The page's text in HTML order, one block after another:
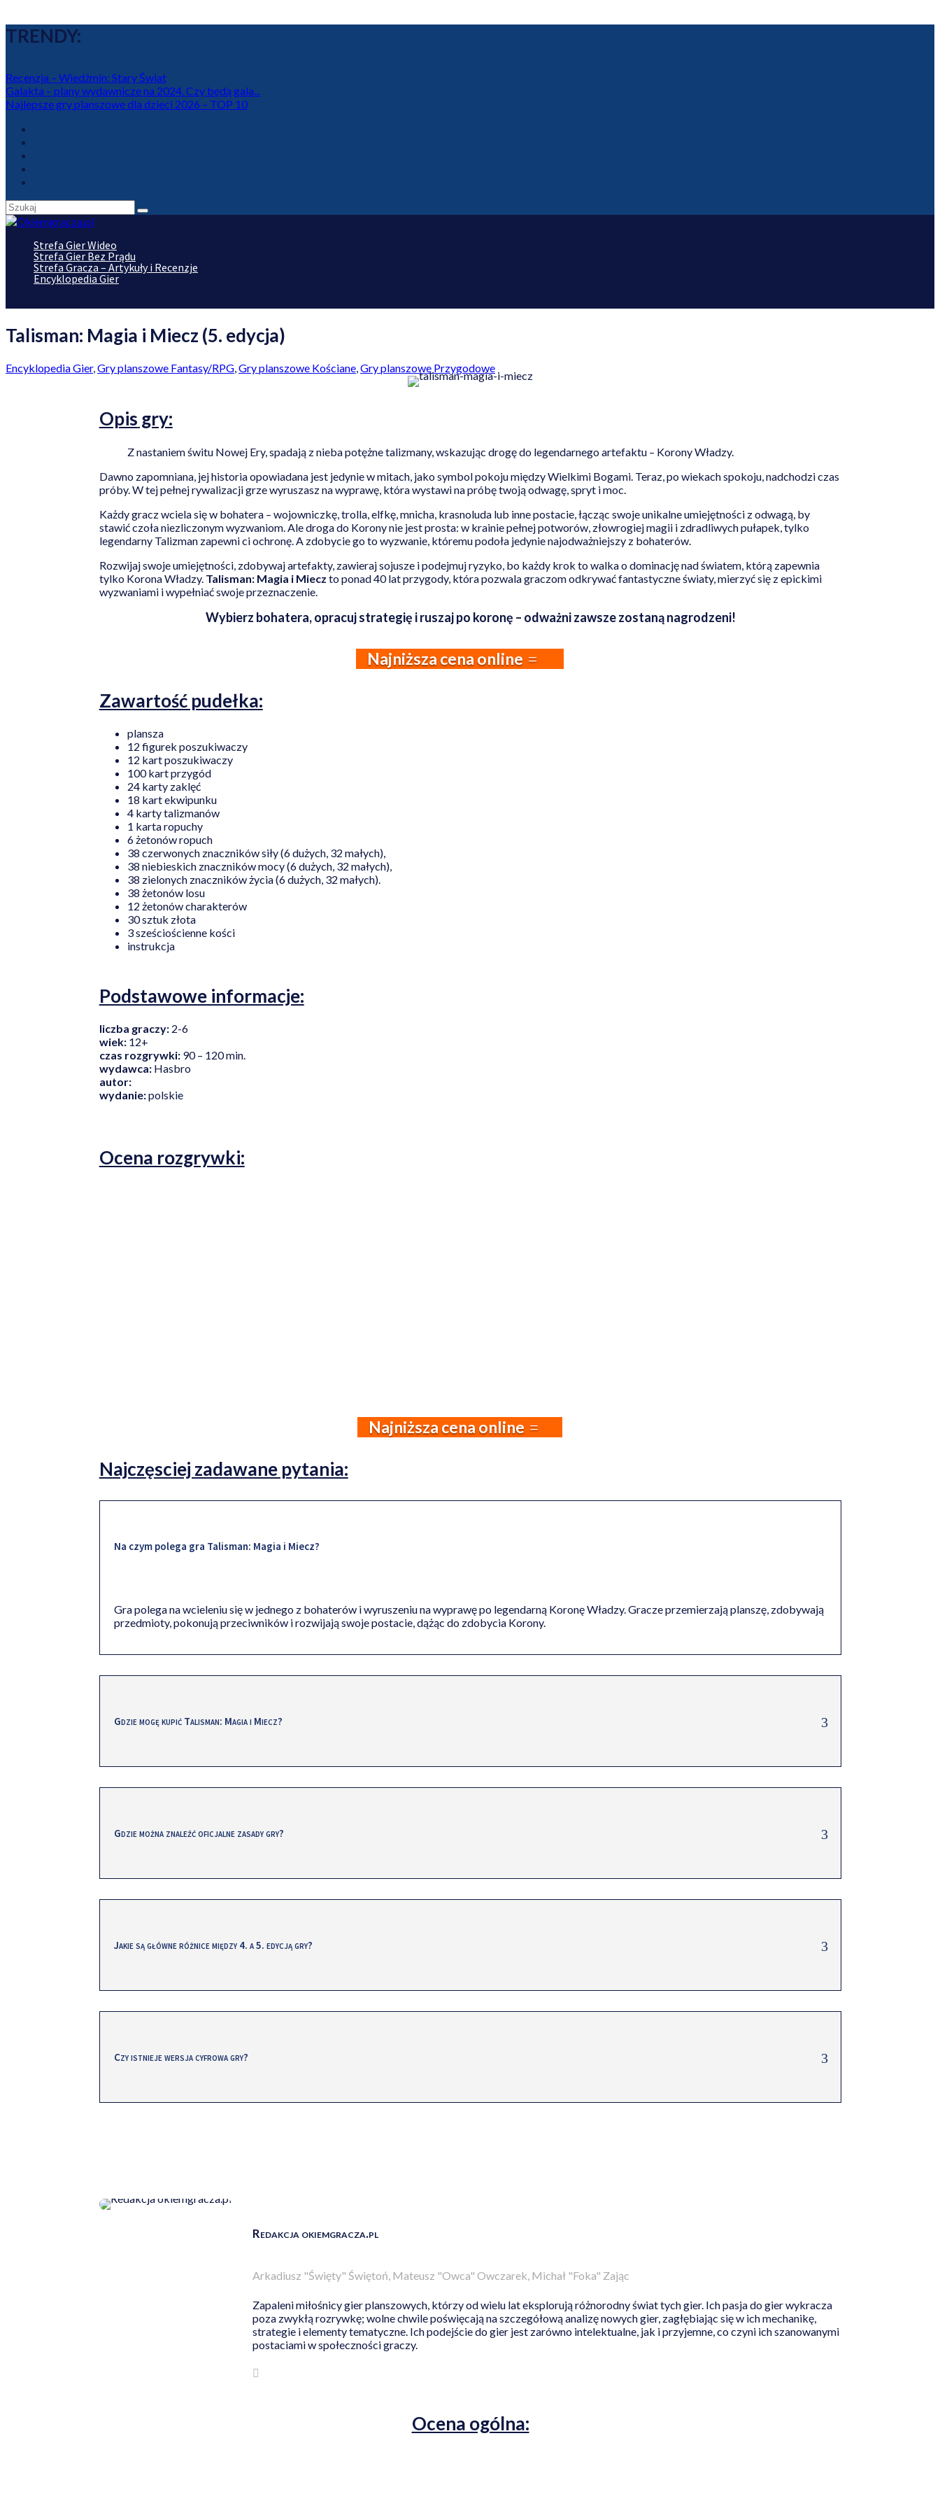
TRENDY:
Recenzja – Wiedźmin: Stary Świat
Galakta – plany wydawnicze na 2024. Czy będą gala...
Najlepsze gry planszowe dla dzieci 2026 – TOP 10
Strefa Gier Wideo
Strefa Gier Bez Prądu
Strefa Gracza – Artykuły i Recenzje
Encyklopedia Gier
Talisman: Magia i Miecz (5. edycja)
Encyklopedia Gier,Gry planszowe Fantasy/RPG,Gry planszowe Kościane,Gry planszowe Przygodowe
Opis gry:
Z nastaniem świtu Nowej Ery, spadają z nieba potężne talizmany, wskazując drogę do legendarnego artefaktu – Korony Władzy.
Dawno zapomniana, jej historia opowiadana jest jedynie w mitach, jako symbol pokoju między Wielkimi Bogami. Teraz, po wiekach spokoju, nadchodzi czas
próby. W tej pełnej rywalizacji grze wyruszasz na wyprawę, która wystawi na próbę twoją odwagę, spryt i moc.
Każdy gracz wciela się w bohatera – wojowniczkę, trolla, elfkę, mnicha, krasnoluda lub inne postacie, łącząc swoje unikalne umiejętności z odwagą, by
stawić czoła niezliczonym wyzwaniom. Ale droga do Korony nie jest prosta: w krainie pełnej potworów, złowrogiej magii i zdradliwych pułapek, tylko
legendarny Talizman zapewni ci ochronę. A zdobycie go to wyzwanie, któremu podoła jedynie najodważniejszy z bohaterów.
Rozwijaj swoje umiejętności, zdobywaj artefakty, zawieraj sojusze i podejmuj ryzyko, bo każdy krok to walka o dominację nad światem, którą zapewnia
tylko Korona Władzy. Talisman: Magia i Miecz to ponad 40 lat przygody, która pozwala graczom odkrywać fantastyczne światy, mierzyć się z epickimi
wyzwaniami i wypełniać swoje przeznaczenie.
Wybierz bohatera, opracuj strategię i ruszaj po koronę – odważni zawsze zostaną nagrodzeni!
Najniższa cena online
Zawartość pudełka:
plansza
12 figurek poszukiwaczy
12 kart poszukiwaczy
100 kart przygód
24 karty zaklęć
18 kart ekwipunku
4 karty talizmanów
1 karta ropuchy
6 żetonów ropuch
38 czerwonych znaczników siły (6 dużych, 32 małych),
38 niebieskich znaczników mocy (6 dużych, 32 małych),
38 zielonych znaczników życia (6 dużych, 32 małych).
38 żetonów losu
12 żetonów charakterów
30 sztuk złota
3 sześciościenne kości
instrukcja
Podstawowe informacje:
liczba graczy:2-6
wiek:12+
czas rozgrywki:90 – 120 min.
wydawca:Hasbro
autor:
wydanie:polskie
Ocena rozgrywki:
Najniższa cena online
Najczęsciej zadawane pytania:
Na czym polega gra Talisman: Magia i Miecz?
Gra polega na wcieleniu się w jednego z bohaterów i wyruszeniu na wyprawę po legendarną Koronę Władzy. Gracze przemierzają planszę, zdobywają
przedmioty, pokonują przeciwników i rozwijają swoje postacie, dążąc do zdobycia Korony.
Gdzie mogę kupić Talisman: Magia i Miecz?
Gdzie można znaleźć oficjalne zasady gry?
Jakie są główne różnice między 4. a 5. edycją gry?
Czy istnieje wersja cyfrowa gry?
Redakcja okiemgracza.pl
Arkadiusz "Święty" Świętoń, Mateusz "Owca" Owczarek, Michał "Foka" Zając
Zapaleni miłośnicy gier planszowych, którzy od wielu lat eksplorują różnorodny świat tych gier. Ich pasja do gier wykracza
poza zwykłą rozrywkę; wolne chwile poświęcają na szczegółową analizę nowych gier, zagłębiając się w ich mechanikę,
strategie i elementy tematyczne. Ich podejście do gier jest zarówno intelektualne, jak i przyjemne, co czyni ich szanowanymi
postaciami w społeczności graczy.
Ocena ogólna: